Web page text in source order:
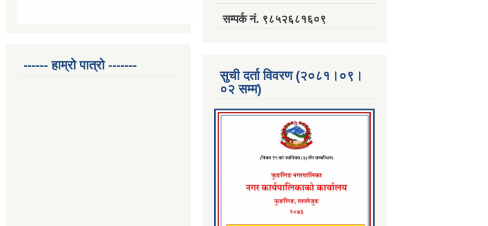
------ हाम्रो पात्रो -------
सम्पर्क नं. ९८५२६८१६०९
सुची दर्ता विवरण (२०८१।०९।
०२ सम्म)